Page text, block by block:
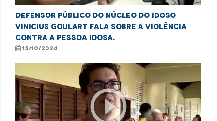
Defensor público do Núcleo do Idoso
Vinicius Goulart fala sobre a violência
contra a pessoa idosa.
15/10/2024
play_circle_outline